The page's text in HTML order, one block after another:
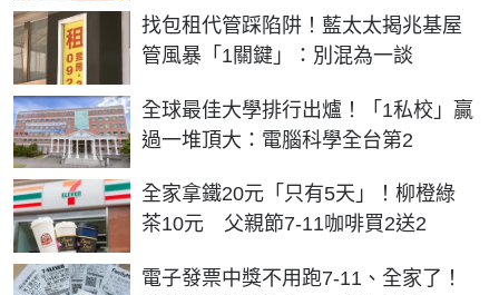
找包租代管踩陷阱！藍太太揭兆基屋
管風暴「1關鍵」：別混為一談
全球最佳大學排行出爐！「1私校」贏
過一堆頂大：電腦科學全台第2
全家拿鐵20元「只有5天」！柳橙綠
茶10元 父親節7-11咖啡買2送2
電子發票中獎不用跑7-11、全家了！